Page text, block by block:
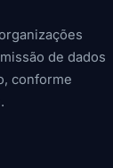
de dados
conforme